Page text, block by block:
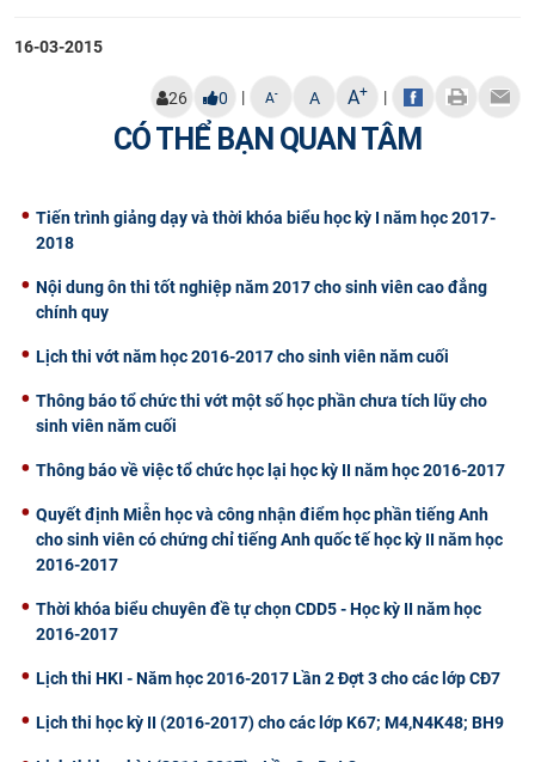
CỰU NGƯỜI HỌC
16-03-2015
26 0 | A- A A+ |
CÓ THỂ BẠN QUAN TÂM
Tiến trình giảng dạy và thời khóa biểu học kỳ I năm học 2017-
2018
Nội dung ôn thi tốt nghiệp năm 2017 cho sinh viên cao đẳng
chính quy
Lịch thi vớt năm học 2016-2017 cho sinh viên năm cuối
Thông báo tổ chức thi vớt một số học phần chưa tích lũy cho
sinh viên năm cuối
Thông báo về việc tổ chức học lại học kỳ II năm học 2016-2017
Quyết định Miễn học và công nhận điểm học phần tiếng Anh
cho sinh viên có chứng chỉ tiếng Anh quốc tế học kỳ II năm học
2016-2017
Thời khóa biểu chuyên đề tự chọn CDD5 - Học kỳ II năm học
2016-2017
Lịch thi HKI - Năm học 2016-2017 Lần 2 Đợt 3 cho các lớp CĐ7
Lịch thi học kỳ II (2016-2017) cho các lớp K67; M4,N4K48; BH9